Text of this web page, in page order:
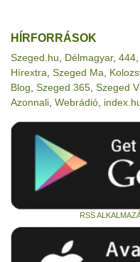
HÍRFORRÁSOK
Szeged.hu Délmagyar, 444
Hírextra Szeged Ma
Blog Szeged 365 Szeged
Azonnali Webrádió
RSS